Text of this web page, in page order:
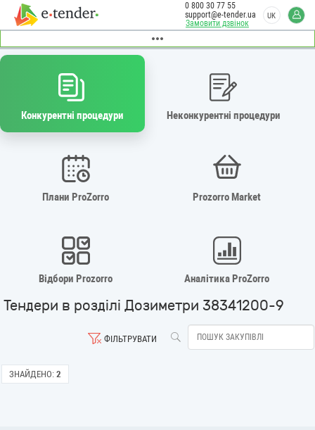
Замовити дзвінок
0 800 30 77 55
support@e-tender.ua
UK
Конкурентні процедури Неконкурентні процедури
Плани ProZorro Prozorro Market
Відбори Prozorro Аналітика ProZorro
Тендери в розділі Дозиметри 38341200-9
ФІЛЬТРУВАТИ
ЗНАЙДЕНО: 2